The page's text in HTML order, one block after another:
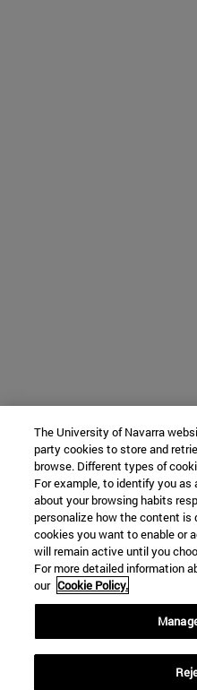
The University of Navarra
party cookies to store and
browse. Different types of
For example, to identify you as
about your browsing habits
personalize how the content is
cookies you want to enable or
will remain active until you
For more detailed information
our Cookie Policy.